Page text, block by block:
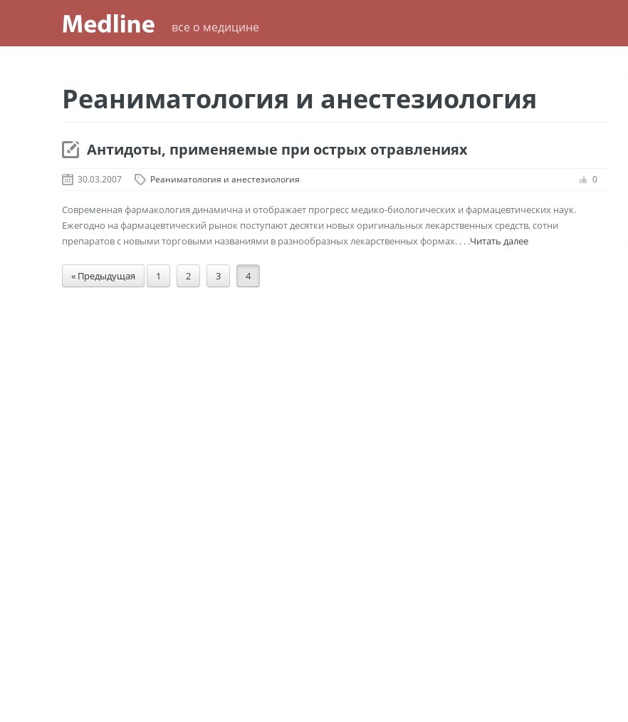
все о медицине
Реаниматология и анестезиология
Антидоты, применяемые при острых отравлениях
30.03.2007 Реаниматология и анестезиология 0
Современная фармакология динамична и отображает прогресс медико-биологических и фармацевтических наук.
Ежегодно на фармацевтический рынок поступают десятки новых оригинальных лекарственных средств, сотни
препаратов с новыми торговыми названиями в разнообразных лекарственных формах. . . .Читать далее
« Предыдущая 1 2 3 4